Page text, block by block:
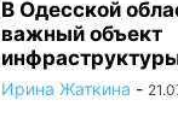
В Одесской
важный объект
Ирина Жаткина -